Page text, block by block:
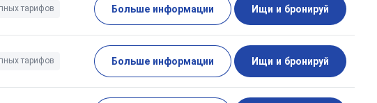
тарифов Больше информации Ищи и бронируй
тарифов Больше информации Ищи и бронируй